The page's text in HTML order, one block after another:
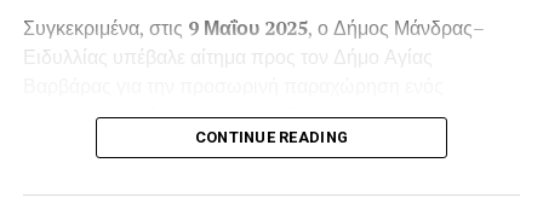
Συγκεκριμένα, στις 9 Μαΐου 2025, ο Δήμος Μάνδρας–
Ειδυλλίας υπέβαλε αίτημα προς τον Δήμο Αγίας
απορριμματοφόρου οχήματος. Το αίτημα
πρωτοκολλήθηκε στις12 Μαΐου 2025, με αριθμό
αυξημένων αναγκών τηςΔημοτικής Ενότητας Βιλίων
CONTINUE READING